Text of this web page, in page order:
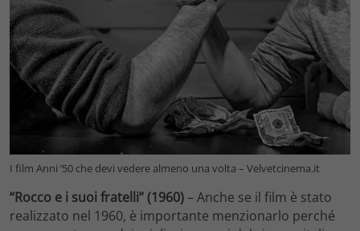
I film Anni ’50 che devi vedere almeno una volta – Velvetcinema.it
“Rocco e i suoi fratelli” (1960)– Anche se il film è stato
realizzato nel 1960, è importante menzionarlo perché